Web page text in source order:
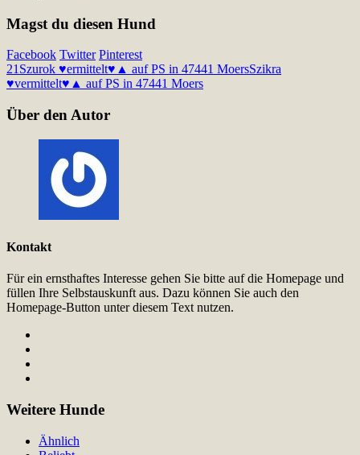
Magst du diesen Hund
Facebook Twitter Pinterest
21 Szurok ♥ermittelt♥▲ auf PS in 47441 MoersSzikra
♥vermittelt♥▲ auf PS in 47441 Moers
Über den Autor
Kontakt
Für ein ernsthaftes Interesse gehen Sie bitte auf die Homepage und
füllen Ihre Selbstauskunft aus. Dazu können Sie auch den
Homepage-Button unter diesem Text nutzen.
Weitere Hunde
Ähnlich